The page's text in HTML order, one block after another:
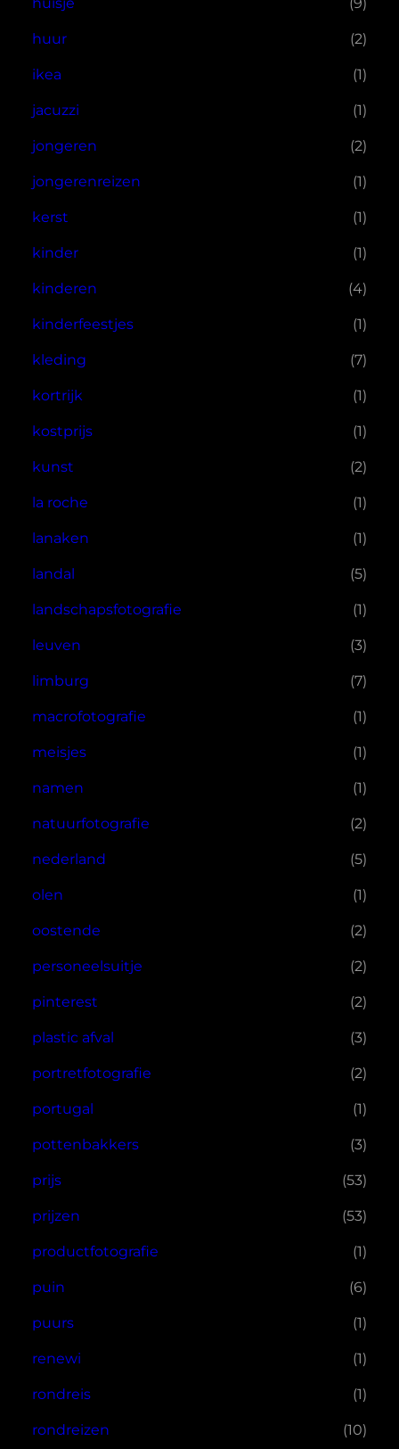
huur (2)
ikea (1)
jacuzzi (1)
jongeren (2)
jongerenreizen (1)
kerst (1)
kinder (1)
kinderen (4)
kinderfeestjes (1)
kleding (7)
kortrijk (1)
kostprijs (1)
kunst (2)
la roche (1)
lanaken (1)
landal (5)
landschapsfotografie (1)
leuven (3)
limburg (7)
macrofotografie (1)
meisjes (1)
namen (1)
natuurfotografie (2)
nederland (5)
olen (1)
oostende (2)
personeelsuitje (2)
pinterest (2)
plastic afval (3)
portretfotografie (2)
portugal (1)
pottenbakkers (3)
prijs (53)
prijzen (53)
productfotografie (1)
puin (6)
puurs (1)
renewi (1)
rondreis (1)
rondreizen (10)